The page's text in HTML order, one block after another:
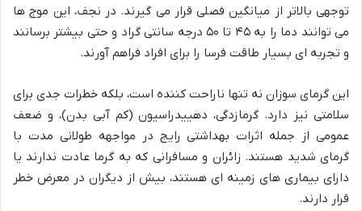
توجهی بالاتر از میانگین فصلی قرار می گیرند. در نجف، این موج ها
می توانند دما را به ۴۵ تا ۵۰ درجه سانتی گراد و حتی بیشتر برسانند
و تجربه ای بسیار طاقت فرسا را برای افراد فراهم آورند.
این گرمای سوزان نه تنها ناراحت کننده است، بلکه خطرات جدی برای
سلامتی نیز دارد. گرمازدگی، دهییدراسیون (کم آبی بدن)، و ضعف
عمومی از جمله اثرات بهداشتی رایج در مواجهه طولانی مدت با
گرمای شدید هستند. زائران و مسافرانی که به گرما عادت ندارند یا
دارای بیماری های زمینه ای هستند، بیش از دیگران در معرض خطر
قرار دارند.